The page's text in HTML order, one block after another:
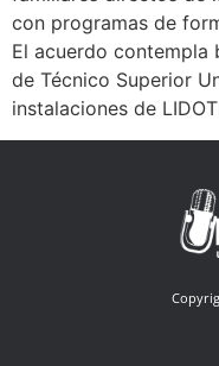
con programas de
El acuerdo contempla
de Técnico Superior
instalaciones de